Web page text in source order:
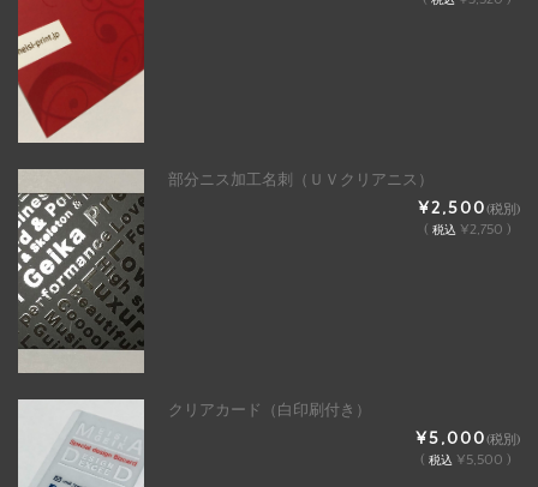
部分ニス加工名刺（ＵＶクリアニス）
¥2,500(税別)
( 税込 ¥2,750 )
クリアカード（白印刷付き）
¥5,000(税別)
( 税込 ¥5,500 )